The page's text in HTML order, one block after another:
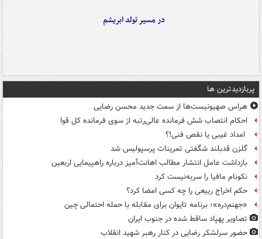
در مسیر تولد ابریشم
پربازدیدترین ها
هراس صهیونیست‌ها از سمت جدید محسن رضایی
احکام انتصاب شش فرمانده عالی‌رتبه از سوی فرمانده کل قوا
امداد غیبی یا نقص فنی!؟
گلزن قدبلند شگفتی تمرینات پرسپولیس شد
بازداشت عامل انتشار مطالب اهانت‌آمیز درباره راهپیمایی اربعین
نکونام مافیا را سربه‌نیست کرد
حکم اخراج ربیعی را چه کسی امضا کرد؟
«جهنم‌دره»؛ برنامه تایوان برای مقابله با حمله احتمالی چین
تصاویر پهپاد ساقط شده در جنوب ایران
حضور سرلشکر رضایی در کنار رهبر شهید انقلاب